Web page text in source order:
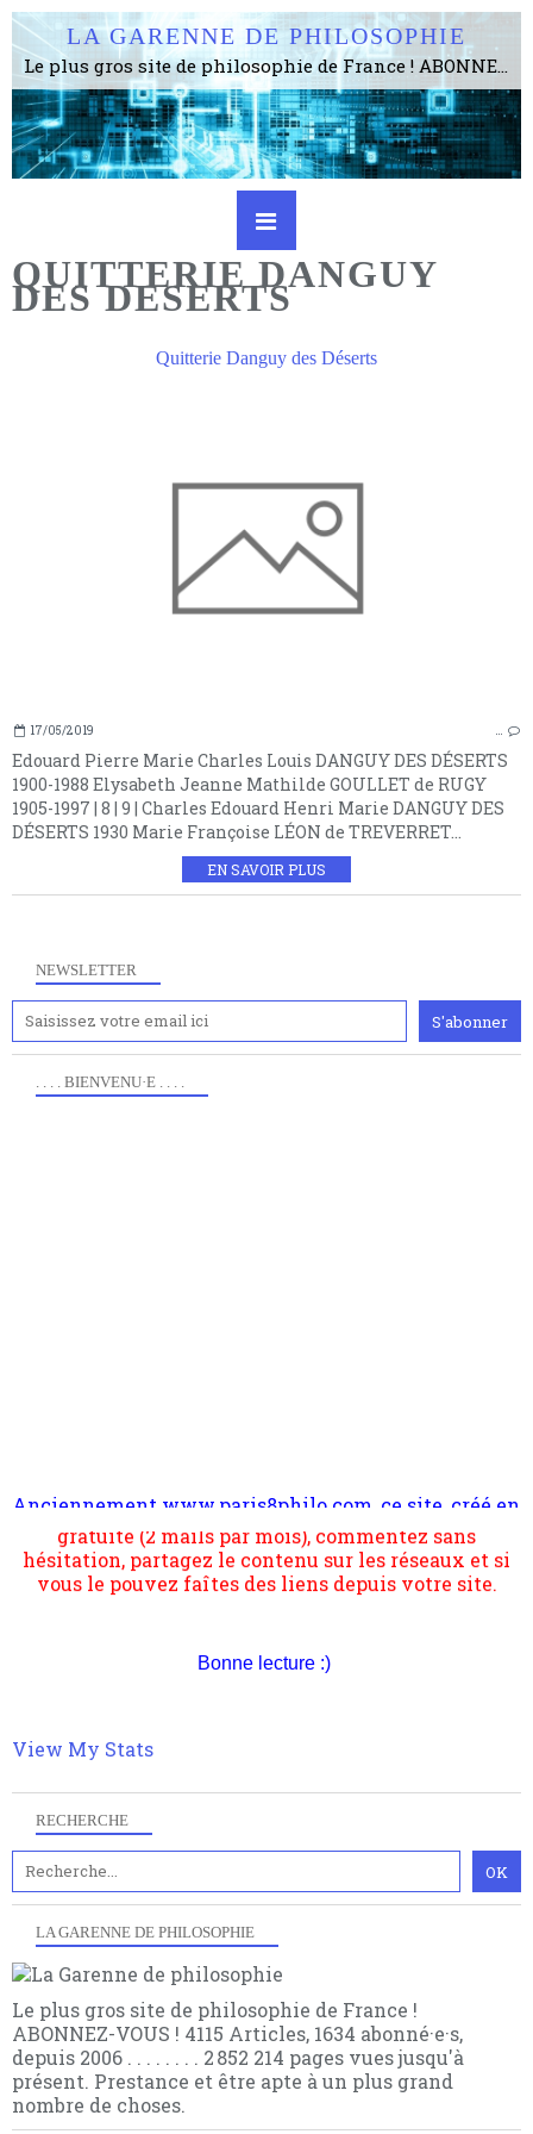
LA GARENNE DE PHILOSOPHIE
Le plus gros site de philosophie de France ! ABONNEZ-VOUS ! 4115 Articles, 1634 abonné·e·s, depuis 2006 . . . . . . . . 2 852 214 pages vues jusqu'à présent. Prestance et être apte à un plus grand nombre de choses.
QUITTERIE DANGUY
DES DESERTS
Quitterie Danguy des Déserts
17/05/2019 …
Edouard Pierre Marie Charles Louis DANGUY DES DÉSERTS
1900-1988 Elysabeth Jeanne Mathilde GOULLET de RUGY
1905-1997 | 8 | 9 | Charles Edouard Henri Marie DANGUY DES
DÉSERTS 1930 Marie Françoise LÉON de TREVERRET...
EN SAVOIR PLUS
NEWSLETTER
RECHERCHE
LA GARENNE DE PHILOSOPHIE
Le plus gros site de philosophie de France !
ABONNEZ-VOUS ! 4115 Articles, 1634 abonné·e·s,
depuis 2006 . . . . . . . . 2 852 214 pages vues jusqu'à
présent. Prestance et être apte à un plus grand
nombre de choses.
. . . . BIENVENU·E . . . .
2006 lors du mouvement anti-CPE, a rendu compte de
s'occupe plus largement de rendre compte d'une
transformation dans les paradigmes philosophiques
suivant la pensée du Dehors ou du Surpli, omme la
quantique, résolvant la plupart des impasses
multiples facteurs et échelles. Ce site contient des
articles pour être apte à un plus grand nombre de
gratuite (2 mails par mois), commentez sans
hésitation, partagez le contenu sur les réseaux et si
vous le pouvez faîtes des liens depuis votre site.
Bonne lecture :)
View My Stats